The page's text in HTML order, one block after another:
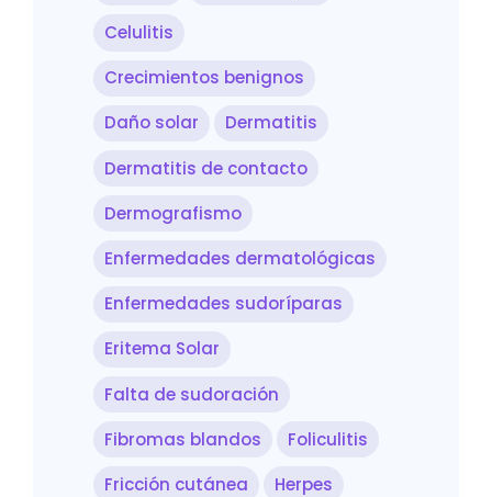
Celulitis
Crecimientos benignos
Daño solar
Dermatitis
Dermatitis de contacto
Dermografismo
Enfermedades dermatológicas
Enfermedades sudoríparas
Eritema Solar
Falta de sudoración
Fibromas blandos
Foliculitis
Fricción cutánea
Herpes